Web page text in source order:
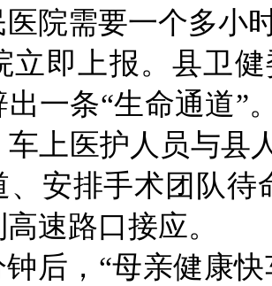
医院需要一个多小
立即上报。县卫
一条“生命通道”
车上医护人员与县
、安排手术团队待
速路口接应。
钟后，“母亲健康